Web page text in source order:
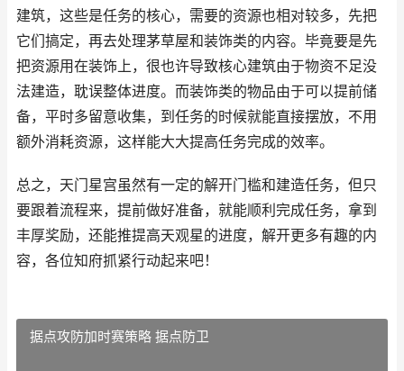
建筑，这些是任务的核心，需要的资源也相对较多，先把
它们搞定，再去处理茅草屋和装饰类的内容。毕竟要是先
把资源用在装饰上，很也许导致核心建筑由于物资不足没
法建造，耽误整体进度。而装饰类的物品由于可以提前储
备，平时多留意收集，到任务的时候就能直接摆放，不用
额外消耗资源，这样能大大提高任务完成的效率。
总之，天门星宫虽然有一定的解开门槛和建造任务，但只
要跟着流程来，提前做好准备，就能顺利完成任务，拿到
丰厚奖励，还能推提高天观星的进度，解开更多有趣的内
容，各位知府抓紧行动起来吧！
据点攻防加时赛策略 据点防卫